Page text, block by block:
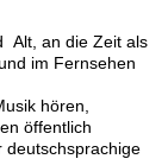
Alt, an die Zeit als
im Fernsehen
hören,
öffentlich